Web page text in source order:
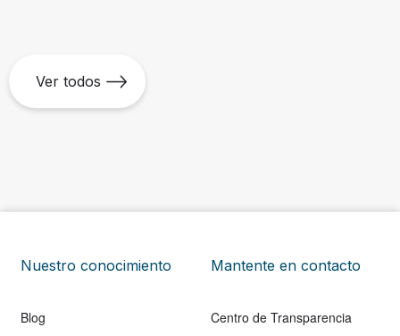
Ver todos
Nuestro conocimiento
Blog
Mantente en contacto
Centro de Transparencia